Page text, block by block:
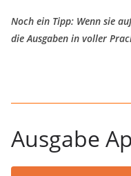
Noch ein Tipp: Wenn sie
die Ausgaben in voller
Ausgabe